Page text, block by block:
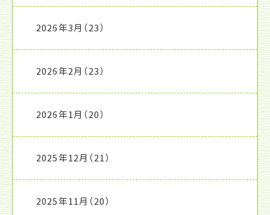
2026年3月 （23）
2026年2月 （23）
2026年1月 （20）
2025年12月 （21）
2025年11月 （20）